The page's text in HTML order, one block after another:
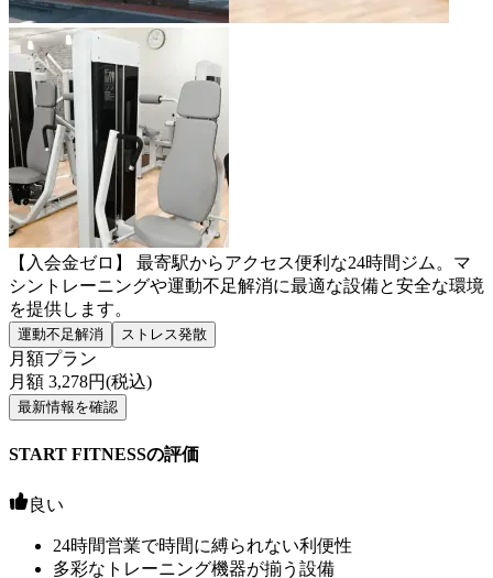
【入会金ゼロ】 最寄駅からアクセス便利な24時間ジム。マ
シントレーニングや運動不足解消に最適な設備と安全な環境
を提供します。
運動不足解消 ストレス発散
月額プラン
月額 3,278円(税込)
最新情報を確認
START FITNESSの評価
良い
24時間営業で時間に縛られない利便性
多彩なトレーニング機器が揃う設備